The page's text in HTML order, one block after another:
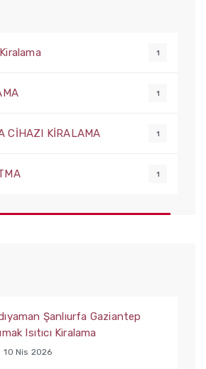
1
1
CİHAZI KİRALAMA 1
1
Şanlıurfa Gaziantep
Isıtıcı Kiralama
10 Nis 2026